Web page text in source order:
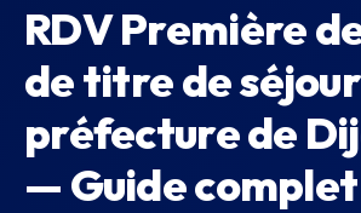
RDV Première
de titre de
préfecture de
— Guide complet